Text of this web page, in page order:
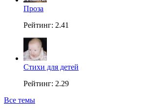
Проза
Рейтинг: 2.41
Стихи для детей
Рейтинг: 2.29
Все темы